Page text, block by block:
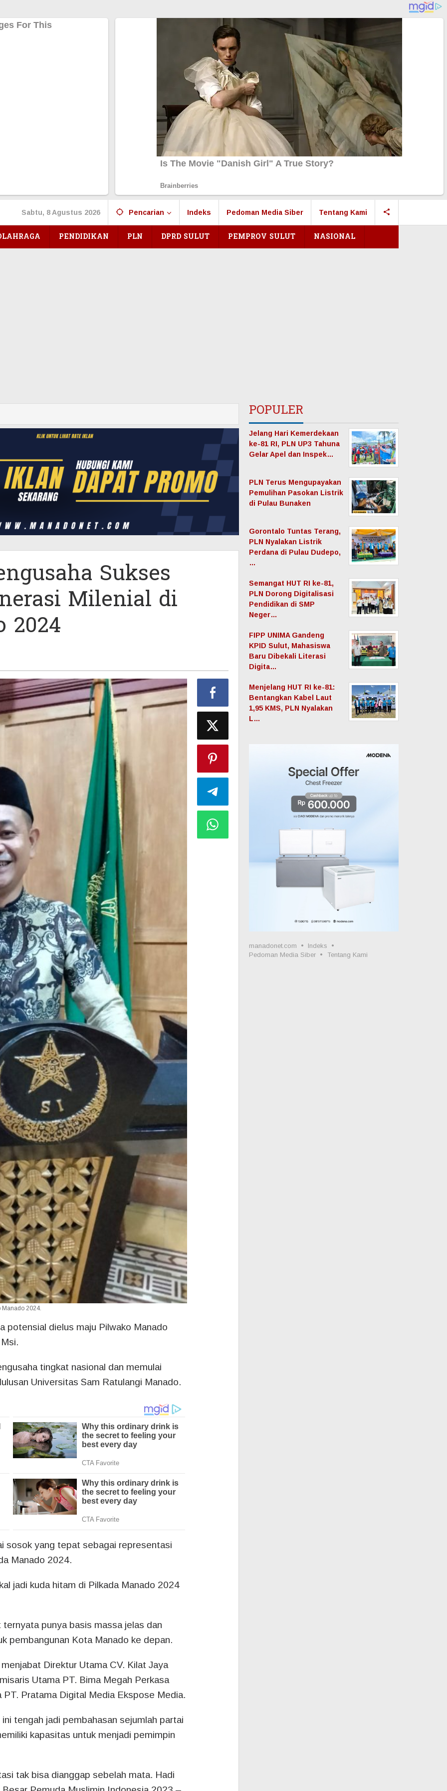
Sabtu, 8 Agustus 2026 Pencarian Indeks Pedoman Media Siber Tentang Kami
PENDIDIKAN PLN DPRD SULUT PEMPROV SULUT NASIONAL
Sukses
Milenial di
2024
2024.
potensial dielus maju Pilwako Manado
tingkat nasional dan memulai
Universitas Sam Ratulangi Manado.
sosok yang tepat sebagai representasi
Manado 2024.
jadi kuda hitam di Pilkada Manado 2024
punya basis massa jelas dan
pembangunan Kota Manado ke depan.
Direktur Utama CV. Kilat Jaya
Utama PT. Bima Megah Perkasa
Pratama Digital Media Ekspose Media.
tengah jadi pembahasan sejumlah partai
kapasitas untuk menjadi pemimpin
tak bisa dianggap sebelah mata. Hadi
POPULER
Jelang Hari Kemerdekaan
ke-81 RI, PLN UP3 Tahuna
Gelar Apel dan Inspek…
PLN Terus Mengupayakan
Pemulihan Pasokan Listrik
di Pulau Bunaken
Gorontalo Tuntas Terang,
PLN Nyalakan Listrik
Perdana di Pulau Dudepo,
…
Semangat HUT RI ke-81,
PLN Dorong Digitalisasi
Pendidikan di SMP
Neger…
FIPP UNIMA Gandeng
KPID Sulut, Mahasiswa
Baru Dibekali Literasi
Digita…
Menjelang HUT RI ke-81:
Bentangkan Kabel Laut
1,95 KMS, PLN Nyalakan
L…
manadonet.com
Indeks
Pedoman Media Siber
Tentang Kami